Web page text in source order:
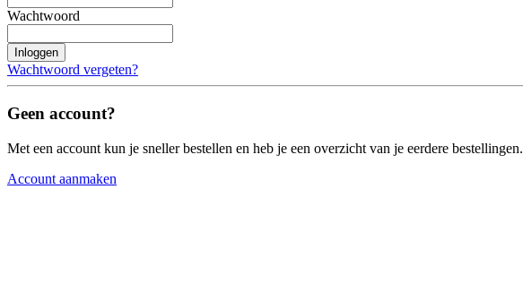
Wachtwoord
Inloggen
Wachtwoord vergeten?
Geen account?
Met een account kun je sneller bestellen en heb je een overzicht van je eerdere bestellingen.
Account aanmaken